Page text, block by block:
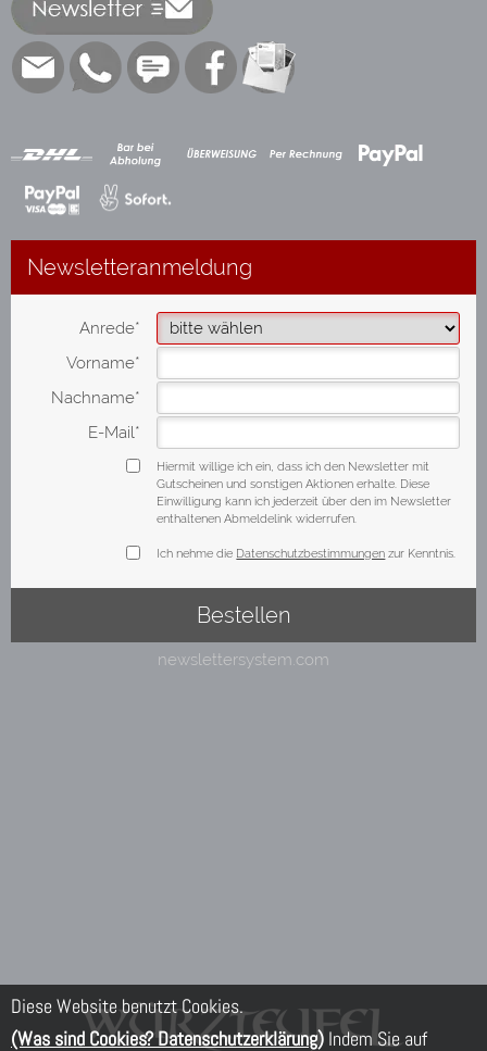
Diese Website benutzt Cookies.
(Was sind Cookies? Datenschutzerklärung) Indem Sie auf